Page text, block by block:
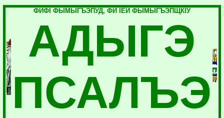
ФИФI ФЫМЫГЪЭПУД, ФИ IЕЙ ФЫМЫГЪЭПЩКIУ
АДЫГЭ
ПСАЛЪЭ